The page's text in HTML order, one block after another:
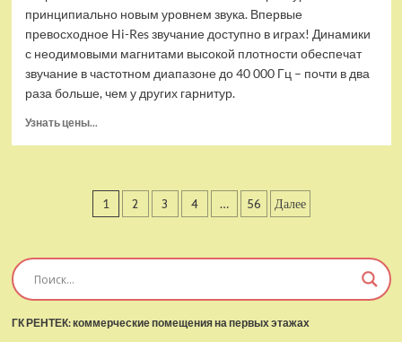
принципиально новым уровнем звука. Впервые
превосходное Hi-Res звучание доступно в играх! Динамики
с неодимовыми магнитами высокой плотности обеспечат
звучание в частотном диапазоне до 40 000 Гц – почти в два
раза больше, чем у других гарнитур.
Узнать цены...
наушники
Arctis
Пагинация
1 2 3 4 … 56 Далее
ГК РЕНТЕК: коммерческие помещения на первых этажах